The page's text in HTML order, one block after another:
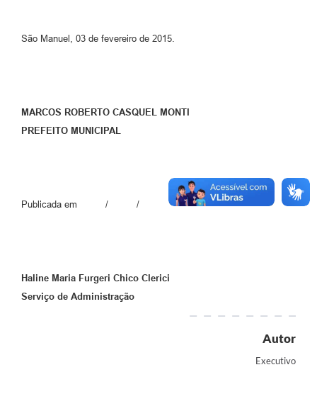
São Manuel, 03 de fevereiro de 2015.
MARCOS ROBERTO CASQUEL MONTI
PREFEITO MUNICIPAL
Publicada em / /
Haline Maria Furgeri Chico Clerici
Serviço de Administração
Autor
Executivo